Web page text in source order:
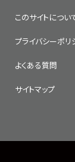
このサイトについ
プライバシーポリ
よくある質問
サイトマップ